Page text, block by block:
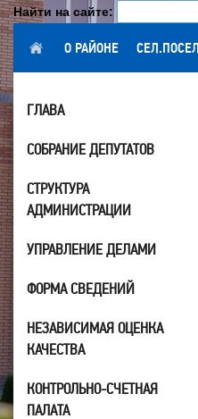
Найти на сайте:
ГЛАВНАЯ О РАЙОНЕ
ГЛАВА
СОБРАНИЕ ДЕПУТАТОВ
СТРУКТУРА
АДМИНИСТРАЦИИ
УПРАВЛЕНИЕ ДЕЛАМИ
ФОРМА СВЕДЕНИЙ
НЕЗАВИСИМАЯ ОЦЕНКА
КАЧЕСТВА
КОНТРОЛЬНО-СЧЕТНАЯ
ПАЛАТА